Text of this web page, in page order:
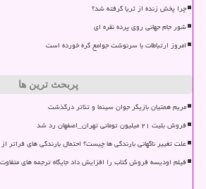
چرا پخش زنده از ثریا گرفته شد؟
شور جام جهانی روی پرده نقره ای
امروز ارتباطات با سرنوشت جوامع گره خورده است
پربحث ترین ها
مریم همتیان بازیگر جوان سینما و تئاتر درگذشت
فروش بلیت ۲۱ میلیون تومانی تهران_اصفهان رد شد
علت تغییر ناگهانی بارندگی ها چیست؟ احتمال بارندگی های فراتر از
فیلم اودیسه فروش کتاب را افزایش داد جایگاه ترجمه های متفاوت